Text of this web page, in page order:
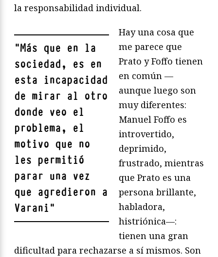
la responsabilidad individual.
"Más que en la
sociedad, es en
esta incapacidad
de mirar al otro
donde veo el
problema, el
motivo que no
les permitió
parar una vez
que agredieron a
Varani"
Hay una cosa que
me parece que
Prato y Foffo tienen
en común —
aunque luego son
muy diferentes:
Manuel Foffo es
introvertido,
deprimido,
frustrado, mientras
que Prato es una
persona brillante,
habladora,
histriónica—:
tienen una gran
dificultad para rechazarse a sí mismos. Son